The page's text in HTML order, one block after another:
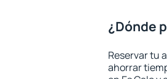
¿Dónde
Reservar tu
ahorrar